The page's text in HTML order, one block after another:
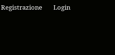
Registrazione Login